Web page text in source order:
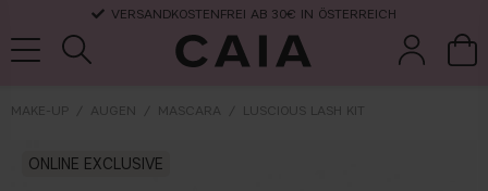
VERSANDKOSTENFREI AB 30€ IN ÖSTERREICH
MAKE-UP AUGEN MASCARA LUSCIOUS LASH KIT
ONLINE EXCLUSIVE
parfüm